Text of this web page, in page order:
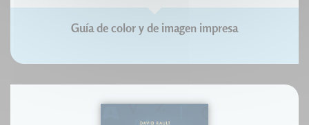
Guía de color y de imagen impresa